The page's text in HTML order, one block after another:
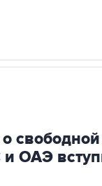
свободной
ОАЭ